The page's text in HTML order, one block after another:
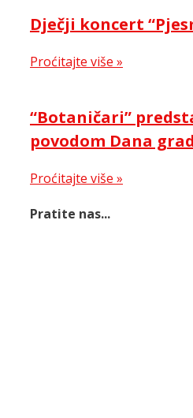
Dječji koncert
Proćitajte više »
“Botaničari”
povodom Dana
Proćitajte više »
Pratite nas...